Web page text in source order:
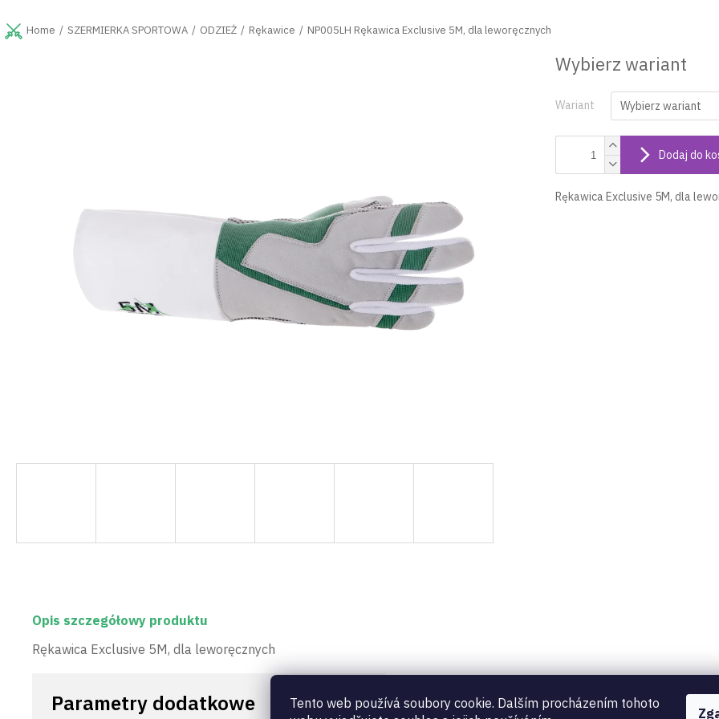
Tento web používá soubory cookie. Dalším procházením tohoto
do
treściHome SZERMIERKA SPORTOWA ODZIEŻ Rękawice NP005LH Rękawica Exclusive 5M, dla leworęcznych
Wybierz wariant
Wariant
Dodaj do
Rękawica Exclusive 5M, dla
Opis szczegółowy produktu
Rękawica Exclusive 5M, dla leworęcznych
Parametry dodatkowe